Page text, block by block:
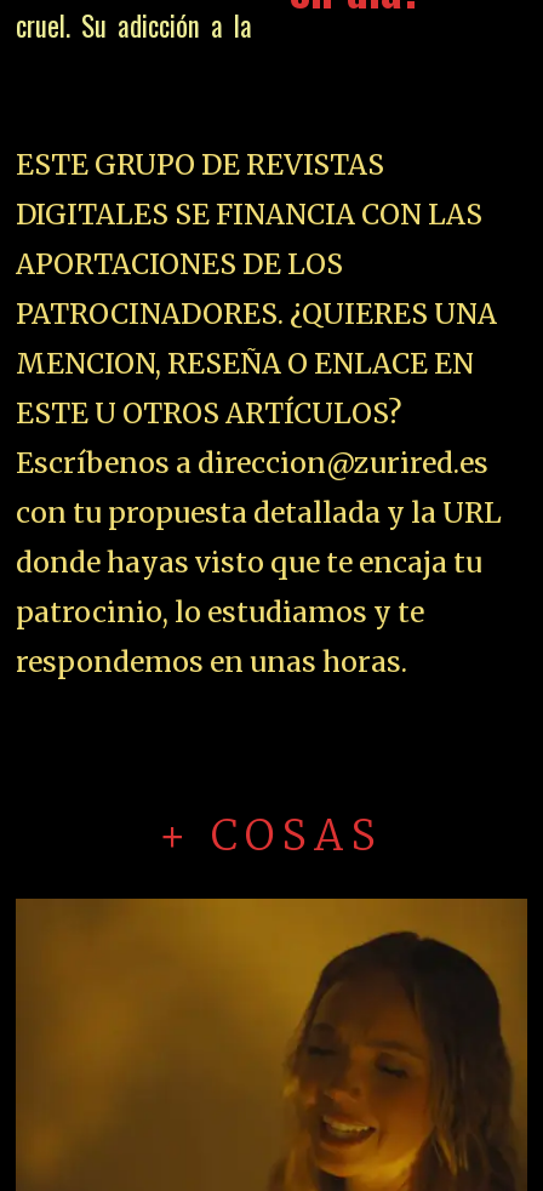
cruel. Su adicción a la
ESTE GRUPO DE REVISTAS
DIGITALES SE FINANCIA CON LAS
APORTACIONES DE LOS
PATROCINADORES. ¿QUIERES UNA
MENCION, RESEÑA O ENLACE EN
ESTE U OTROS ARTÍCULOS?
Escríbenos a direccion@zurired.es
con tu propuesta detallada y la URL
donde hayas visto que te encaja tu
patrocinio, lo estudiamos y te
respondemos en unas horas.
+ COSAS